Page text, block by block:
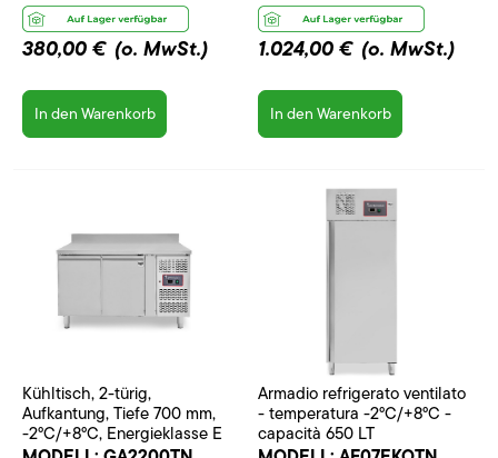
380,00 € (o. MwSt.)
In den Warenkorb
1.024,00 € (o. MwSt.)
In den Warenkorb
Kühltisch, 2-türig,
Aufkantung, Tiefe 700 mm,
-2°C/+8°C, Energieklasse E
Armadio refrigerato ventilato
- temperatura -2°C/+8°C -
capacità 650 LT